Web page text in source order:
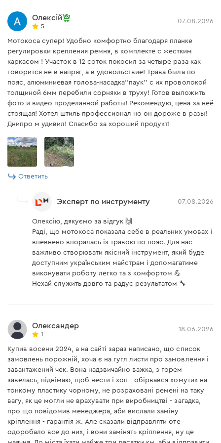
Стабильная работа
сплава цилиндра улучшает теплообмен в
Хромирование стенок цилиндра до 0,4 мм
способствует повышению моторесурса
Улучшенный запуск и стабильность работы за
счет двух поршневых колец, повышающих
компрессию в двигателе
покрытием
Равномерный износ коренных шеек коленвала
благодаря твердости коленчатого вала69 HRC
Пластиковый защитный
кожух
Пыльный нож есть
Ранцевый ремень
Рукоятка
Инструкция пользователя
Скачать инструкцию к "Мотокоса Dnipro-M 50RX"
Олексій
5
07.08.2026
Мотокоса супер! Удобно комфортно благодаря планке
регулировки крепления ремня, в комплекте с жестким
каркасом ! Участок в 12 соток покосил за четыре раза как
говорится не в напряг, а в удовольствие! Трава была по
пояс, алюминиевая голова-насадка''паук'' с их проволокой
толщиной 6мм перебили сорняки в труху! Готов выложить
фото и видео проделанной работы! Рекомендую, цена за неё
стоящая! Хотел штиль профессионал но он дороже в разы!
Днипро м удивил! Спасибо за хороший продукт!
Ответить
Эксперт по инструменту 07.08.2026
Олексію, дякуємо за відгук 🙌
Раді, що мотокоса показала себе в реальних умовах і
впевнено впоралась із травою по пояс. Для нас
важливо створювати якісний інструмент, який буде
доступним українським майстрам і допомагатиме
виконувати роботу легко та з комфортом 💪
Нехай служить довго та радує результатом 🔧
Олександер
1
18.06.2026
Купив восени 2024, а на сайті зараз написано, що список
замовлень порожній, хоча є на гугл листи про замовлення і
завантажений чек. Вона надзвичайно важка, з горем
завелась, піднімаю, щоб нести і хоп - обірвався хомутик на
тонкому пластику чорному, не розраховані ремені на таку
вагу, як це могли не врахувати при виробництві - загадка,
про що повідомив менеджера, аби вислали заміну
кріплення - гарантія ж. Але сказали відправляти оте
одоробало все до них, і вони замінять кріплення, ну це